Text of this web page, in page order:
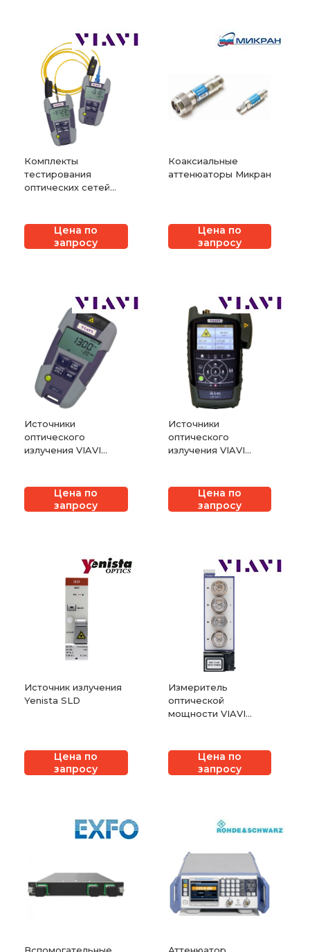
Комплекты
тестирования
оптических сетей
OMK-34/35/36/38
Цена по
запросу
Коаксиальные
аттенюаторы Микран
Цена по
запросу
Источники
оптического
излучения VIAVI
Цена по
запросу
Источники
оптического
излучения VIAVI
Цена по
запросу
Источник излучения
Yenista SLD
Цена по
запросу
Измеритель
оптической
мощности VIAVI
Цена по
запросу